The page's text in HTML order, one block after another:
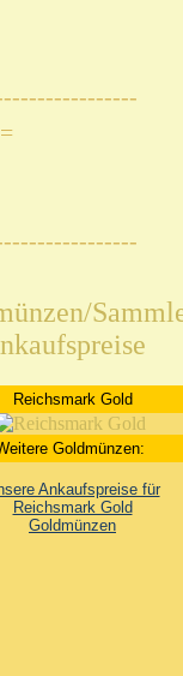
Reichsmark Gold
Goldmünzen:
Ankaufspreise für
Reichsmark Gold
Goldmünzen